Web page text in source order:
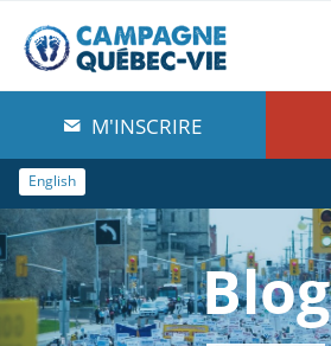
À propos de nous
Blog
Comprendre
Agir
Boutique
M'INSCRIRE
English
Blog